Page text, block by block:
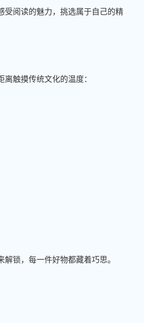
受阅读的魅力，挑选属于自己的精
触摸传统文化的温度：
锁，每一件好物都藏着巧思。